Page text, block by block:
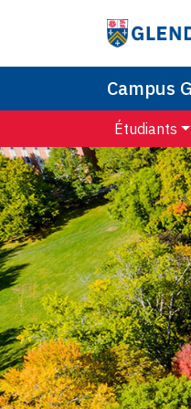
Campus
Étudiants